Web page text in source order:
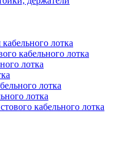
лотка
кабельного лотка
лотка
лотка
лотка
кабельного лотка